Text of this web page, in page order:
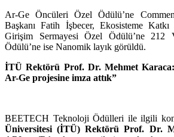
Ar-Ge Öncüleri Özel Ödülü’ne
Başkanı Fatih İşbecer, Ekosisteme
Girişim Sermayesi Özel Ödülü’ne
Ödülü’ne ise Nanomik layık görüldü.
İTÜ Rektörü Prof. Dr. Mehmet
Ar-Ge projesine imza attık”
BEETECH Teknoloji Ödülleri ile ilgili
Üniversitesi (İTÜ) Rektörü Prof. Dr.